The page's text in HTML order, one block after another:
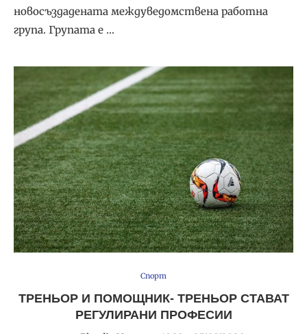
новосъздадената междуведомствена работна
група. Групата е …
Спорт
ТРЕНЬОР И ПОМОЩНИК- ТРЕНЬОР СТАВАТ
РЕГУЛИРАНИ ПРОФЕСИИ